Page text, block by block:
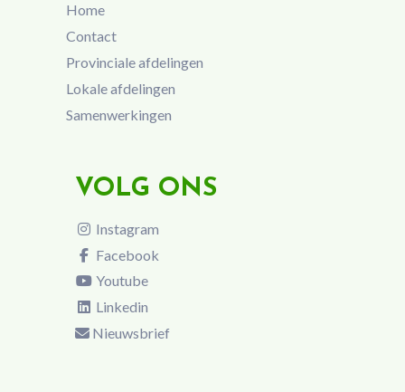
Home
Contact
Provinciale afdelingen
Lokale afdelingen
Samenwerkingen
VOLG ONS
Instagram
Facebook
Youtube
Linkedin
Nieuwsbrief